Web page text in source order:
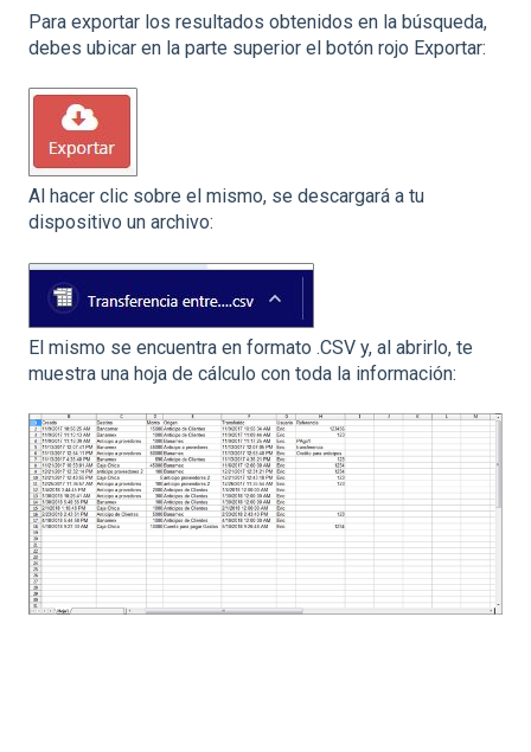
Para exportar los resultados obtenidos en la búsqueda,
debes ubicar en la parte superior el botón rojo Exportar:
Al hacer clic sobre el mismo, se descargará a tu
dispositivo un archivo:
El mismo se encuentra en formato .CSV y, al abrirlo, te
muestra una hoja de cálculo con toda la información: